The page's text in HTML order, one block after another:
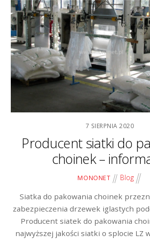
7 SIERPNIA 2020
Producent siatki do
choinek –
MONONET Blog
Siatka do pakowania choinek
zabezpieczenia drzewek iglastych
Producent siatek do pakowania
najwyższej jakości siatki o splocie LZ